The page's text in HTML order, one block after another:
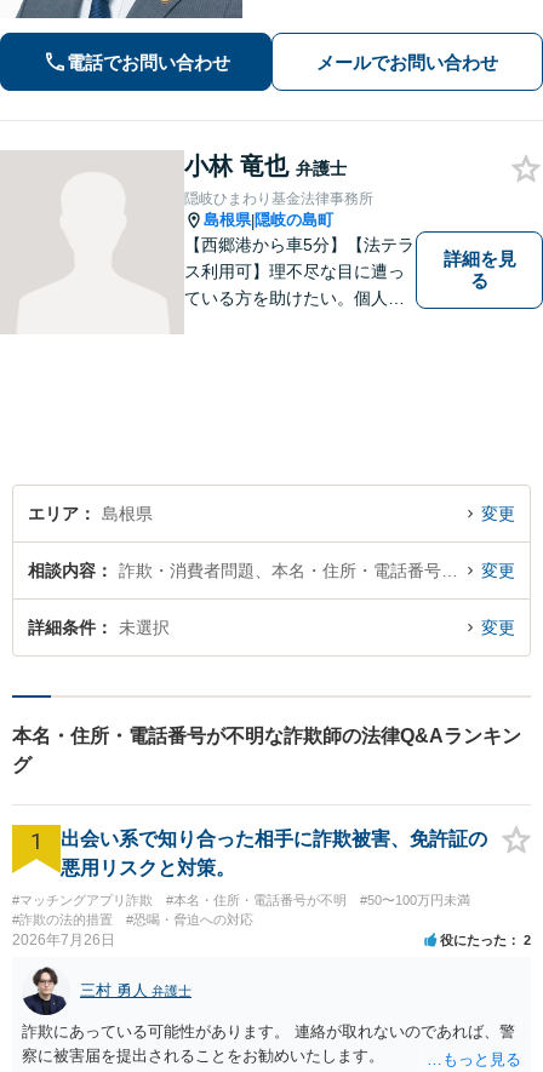
電話でお問い合わせ メールでお問い合わせ
小林 竜也 弁護士
隠岐ひまわり基金法律事務所
島根県|隠岐の島町
【西郷港から車5分】【法テラ
ス利用可】理不尽な目に遭っ
ている方を助けたい。個人・
詳細を見
る
エリア 島根県 変更
相談内容 変更
詳細条件 未選択 変更
本名・住所・電話番号が不明な詐欺師の法律Q&Aランキン
グ
1
出会い系で知り合った相手に詐欺被害、免許証の
悪用リスクと対策。
#マッチングアプリ詐欺 #本名・住所・電話番号が不明
#50〜100万円未満
#詐欺の法的措置
#恐喝・脅迫への対応
2026年7月26日 役にたった 2
三村 勇人 弁護士
詐欺にあっている可能性があります。 連絡が取れないのであれば、警
察に被害届を提出されることをお勧めいたします。